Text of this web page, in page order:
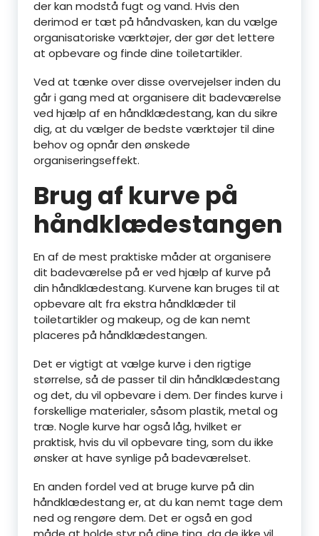
der kan modstå fugt og vand. Hvis den
derimod er tæt på håndvasken, kan du vælge
organisatoriske værktøjer, der gør det lettere
at opbevare og finde dine toiletartikler.
Ved at tænke over disse overvejelser inden du
går i gang med at organisere dit badeværelse
ved hjælp af en håndklædestang, kan du sikre
dig, at du vælger de bedste værktøjer til dine
behov og opnår den ønskede
organiseringseffekt.
Brug af kurve på
håndklædestangen
En af de mest praktiske måder at organisere
dit badeværelse på er ved hjælp af kurve på
din håndklædestang. Kurvene kan bruges til at
opbevare alt fra ekstra håndklæder til
toiletartikler og makeup, og de kan nemt
placeres på håndklædestangen.
Det er vigtigt at vælge kurve i den rigtige
størrelse, så de passer til din håndklædestang
og det, du vil opbevare i dem. Der findes kurve i
forskellige materialer, såsom plastik, metal og
træ. Nogle kurve har også låg, hvilket er
praktisk, hvis du vil opbevare ting, som du ikke
ønsker at have synlige på badeværelset.
En anden fordel ved at bruge kurve på din
håndklædestang er, at du kan nemt tage dem
ned og rengøre dem. Det er også en god